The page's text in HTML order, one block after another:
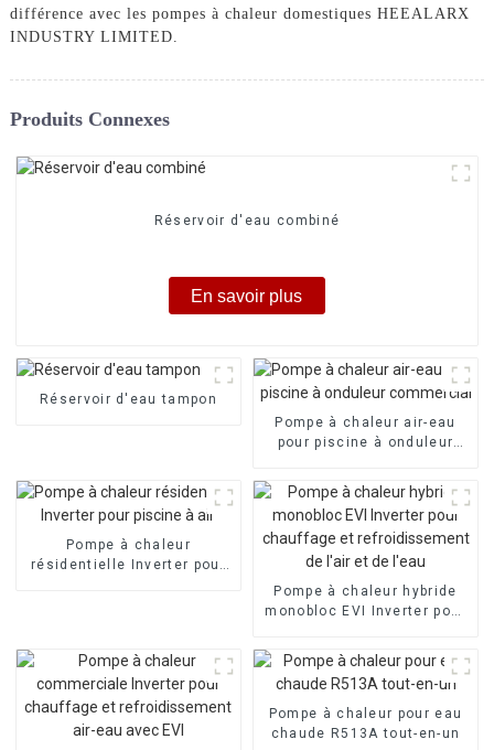
différence avec les pompes à chaleur domestiques HEEALARX
INDUSTRY LIMITED.
Produits Connexes
Réservoir d'eau combiné
En savoir plus
Réservoir d'eau tampon
Pompe à chaleur air-eau
pour piscine à onduleur
Pompe à chaleur
résidentielle Inverter pour
Pompe à chaleur hybride
monobloc EVI Inverter pour
refroidissement de l'air et
de l'eau
Pompe à chaleur pour eau
chaude R513A tout-en-un